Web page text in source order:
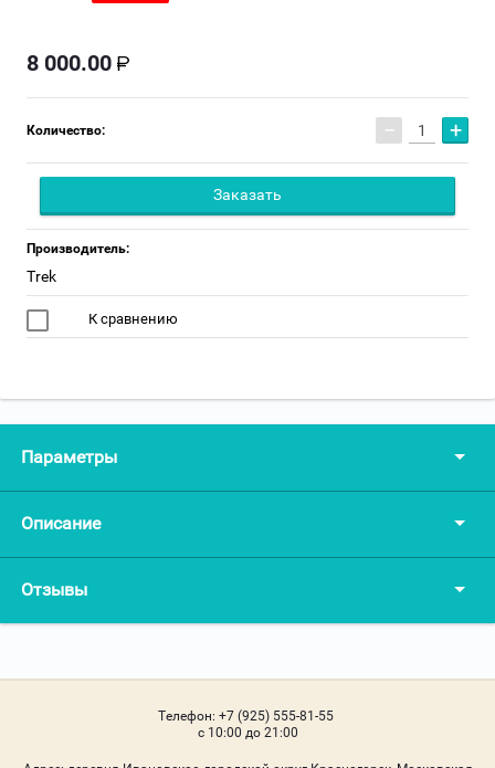
8 000.00
Количество: − +
Заказать
Производитель:
Trek
К сравнению
Параметры
Описание
Отзывы
Телефон: +7 (925) 555-81-55
c 10:00 до 21:00